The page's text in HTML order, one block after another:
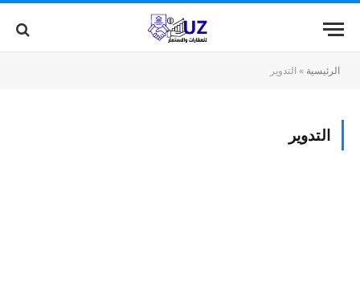
الرئيسية » التدوير
التدوير